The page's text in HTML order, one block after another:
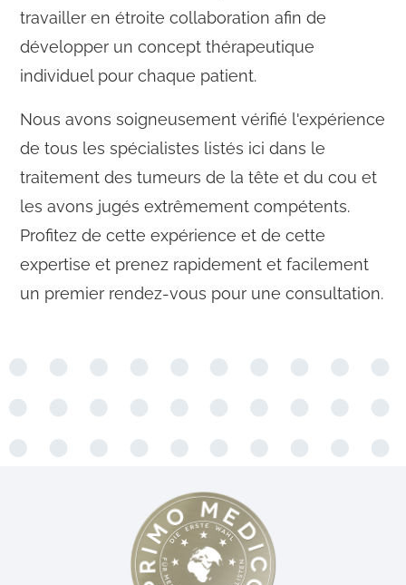
travailler en étroite collaboration afin de
développer un concept thérapeutique
individuel pour chaque patient.
Nous avons soigneusement vérifié l'expérience
de tous les spécialistes listés ici dans le
traitement des tumeurs de la tête et du cou et
les avons jugés extrêmement compétents.
Profitez de cette expérience et de cette
expertise et prenez rapidement et facilement
un premier rendez-vous pour une consultation.